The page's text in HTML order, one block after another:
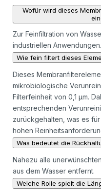
Wofür wird dieses
Zur Feinfiltration von
industriellen Anwendungen.
Wie fein filtert dieses
Dieses
mikrobiologische
Filterfeinheit von 0,1 µm.
entsprechenden
zurückgehalten, was es
hohen
Was bedeutet die
Nahezu alle
aus dem Wasser entfernt.
Welche Rolle spielt die